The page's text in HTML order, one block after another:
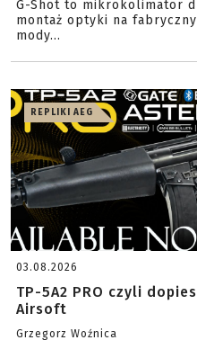
G-Shot to mikrokolimator
montaż optyki na
mody...
REPLIKI AEG
03.08.2026
TP-5A2 PRO czyli
Airsoft
Grzegorz Woźnica